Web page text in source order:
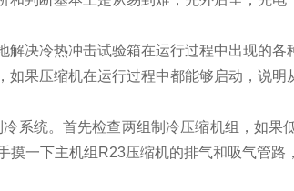
决冷热冲击试验箱在运行过程中出现的各
果压缩机在运行过程中都能够启动，说
统。首先检查两组制冷压缩机组，如果
一下主机组R23压缩机的排气和吸气管